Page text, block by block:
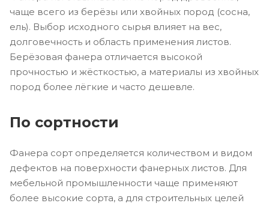
чаще всего из берёзы или хвойных пород (сосна,
ель). Выбор исходного сырья влияет на вес,
долговечность и область применения листов.
Берёзовая фанера отличается высокой
прочностью и жёсткостью, а материалы из хвойных
пород более лёгкие и часто дешевле.
По сортности
Фанера сорт определяется количеством и видом
дефектов на поверхности фанерных листов. Для
мебельной промышленности чаще применяют
более высокие сорта, а для строительных целей